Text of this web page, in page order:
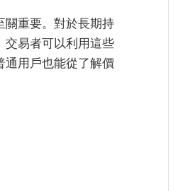
關重要。對於長期持
交易者可以利用這些
通用戶也能從了解價